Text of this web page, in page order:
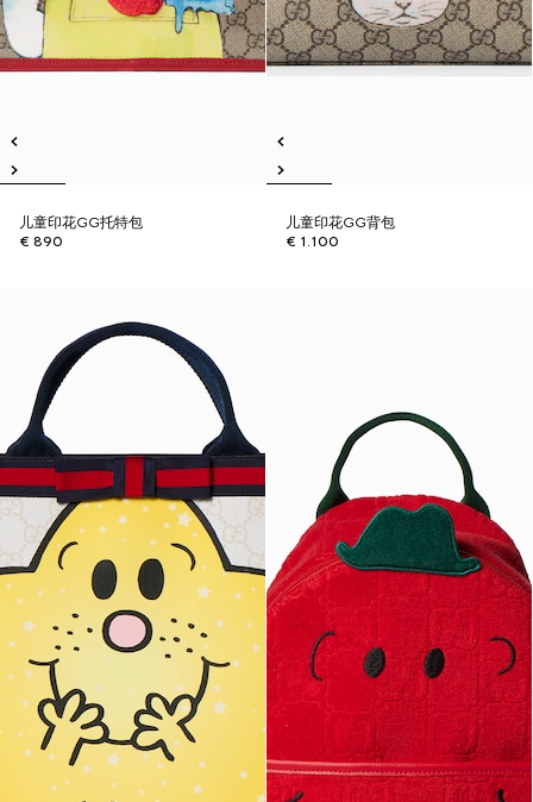
儿童印花GG托特包
€ 890
儿童印花GG背包
€ 1.100